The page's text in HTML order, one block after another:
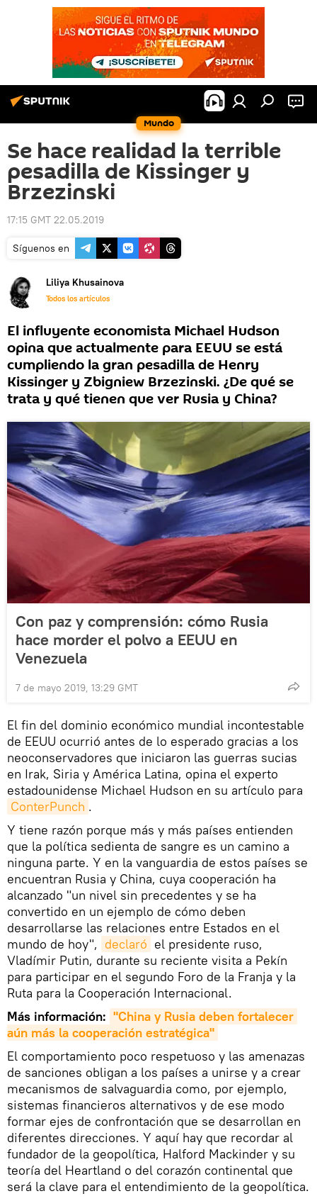
Mundo
Se hace realidad la terrible
pesadilla de Kissinger y
Brzezinski
17:15 GMT 22.05.2019
Síguenos en
Liliya Khusainova
Todos los artículos
El influyente economista Michael Hudson
opina que actualmente para EEUU se está
cumpliendo la gran pesadilla de Henry
Kissinger y Zbigniew Brzezinski. ¿De qué se
trata y qué tienen que ver Rusia y China?
Con paz y comprensión: cómo Rusia
hace morder el polvo a EEUU en
Venezuela
7 de mayo 2019, 13:29 GMT
El fin del dominio económico mundial incontestable
de EEUU ocurrió antes de lo esperado gracias a los
neoconservadores que iniciaron las guerras sucias
en Irak, Siria y América Latina, opina el experto
estadounidense Michael Hudson en su artículo para
ConterPunch .
Y tiene razón porque más y más países entienden
que la política sedienta de sangre es un camino a
ninguna parte. Y en la vanguardia de estos países se
encuentran Rusia y China, cuya cooperación ha
alcanzado "un nivel sin precedentes y se ha
convertido en un ejemplo de cómo deben
desarrollarse las relaciones entre Estados en el
mundo de hoy", declaró el presidente ruso,
Vladímir Putin, durante su reciente visita a Pekín
para participar en el segundo Foro de la Franja y la
Ruta para la Cooperación Internacional.
Más información: "China y Rusia deben fortalecer
aún más la cooperación estratégica"
El comportamiento poco respetuoso y las amenazas
de sanciones obligan a los países a unirse y a crear
mecanismos de salvaguardia como, por ejemplo,
sistemas financieros alternativos y de ese modo
formar ejes de confrontación que se desarrollan en
diferentes direcciones. Y aquí hay que recordar al
fundador de la geopolítica, Halford Mackinder y su
teoría del Heartland o del corazón continental que
será la clave para el entendimiento de la geopolítica.